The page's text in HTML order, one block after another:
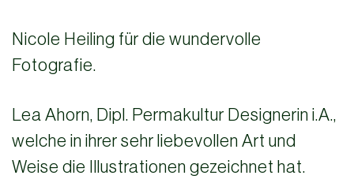
Nicole Heiling für die wundervolle
Fotografie.
Lea Ahorn, Dipl. Permakultur Designerin i.A.,
welche in ihrer sehr liebevollen Art und
Weise die Illustrationen gezeichnet hat.